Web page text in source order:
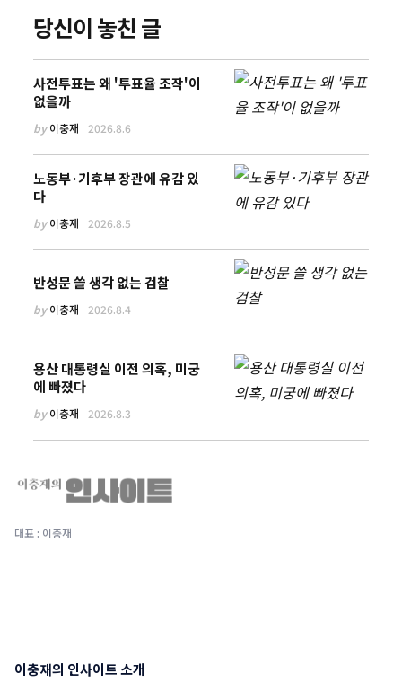
당신이 놓친 글
사전투표는 왜 '투표율 조작'이
없을까
by이충재 2026.8.6
노동부·기후부 장관에 유감 있
다
by이충재 2026.8.5
반성문 쓸 생각 없는 검찰
by이충재 2026.8.4
용산 대통령실 이전 의혹, 미궁
에 빠졌다
by이충재 2026.8.3
대표 : 이충재
이충재의 인사이트 소개